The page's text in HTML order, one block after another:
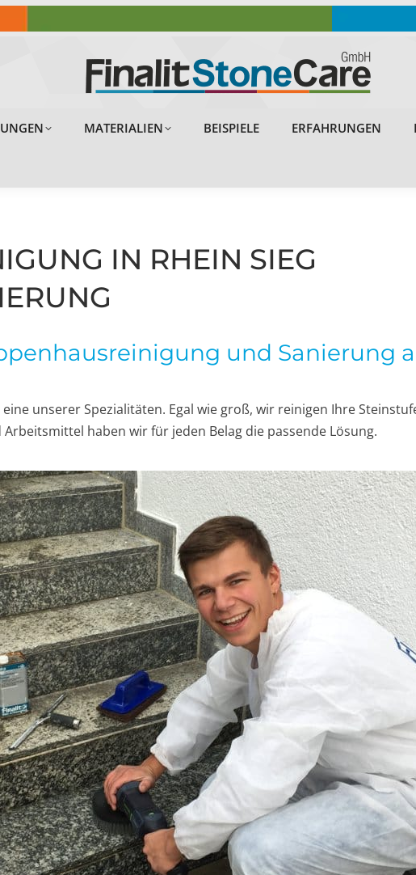
MATERIALIEN BEISPIELE ERFAHRUNGEN
IN RHEIN SIEG
und Sanierung
unserer Spezialitäten. Egal wie groß, wir reinigen Ihre
haben wir für jeden Belag die passende Lösung.